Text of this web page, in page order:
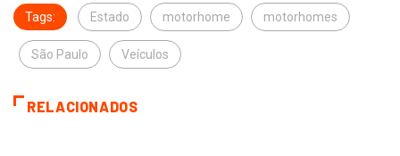
Tags: Estado motorhome motorhomes
São Paulo Veículos
RELACIONADOS